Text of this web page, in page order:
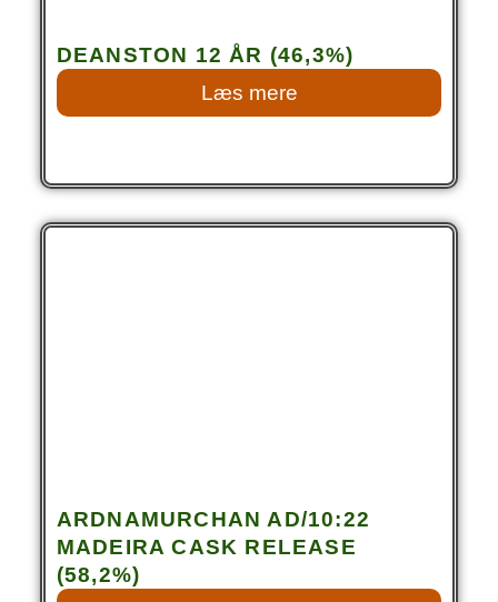
DEANSTON 12 ÅR (46,3%)
Læs mere
ARDNAMURCHAN AD/10:22
MADEIRA CASK RELEASE
(58,2%)